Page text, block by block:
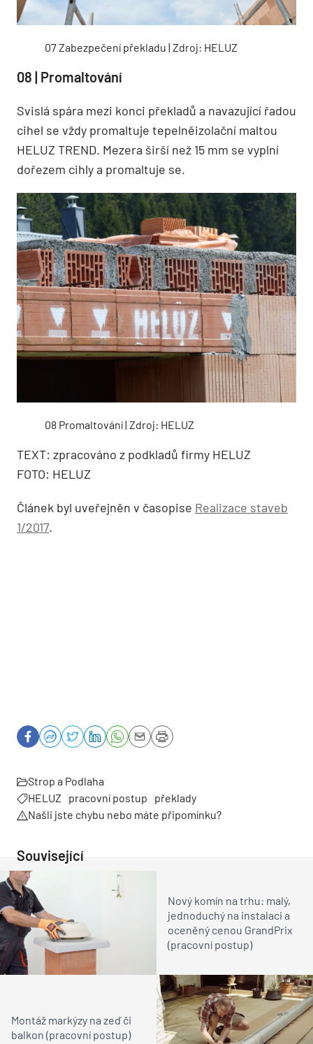
07 Zabezpečení překladu | Zdroj: HELUZ
08 | Promaltování
Svislá spára mezi konci překladů a navazující řadou
cihel se vždy promaltuje tepelněizolační maltou
HELUZ TREND. Mezera širší než 15 mm se vyplní
dořezem cihly a promaltuje se.
08 Promaltování | Zdroj: HELUZ
TEXT: zpracováno z podkladů firmy HELUZ
FOTO: HELUZ
Článek byl uveřejněn v časopise Realizace staveb
1/2017.
Strop a Podlaha
HELUZ
pracovní postup
překlady
Našli jste chybu nebo máte připomínku?
Související
Nový komín na trhu: malý,
jednoduchý na instalaci a
oceněný cenou GrandPrix
(pracovní postup)
Montáž markýzy na zeď či
balkon (pracovní postup)